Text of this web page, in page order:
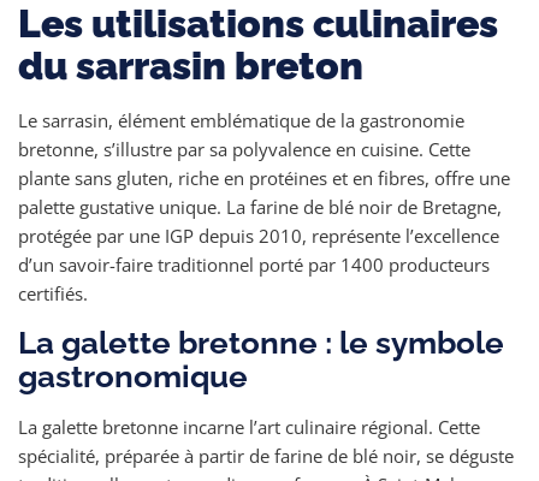
Les utilisations culinaires
du sarrasin breton
Le sarrasin, élément emblématique de la gastronomie
bretonne, s’illustre par sa polyvalence en cuisine. Cette
plante sans gluten, riche en protéines et en fibres, offre une
palette gustative unique. La farine de blé noir de Bretagne,
protégée par une IGP depuis 2010, représente l’excellence
d’un savoir-faire traditionnel porté par 1400 producteurs
certifiés.
La galette bretonne : le symbole
gastronomique
La galette bretonne incarne l’art culinaire régional. Cette
spécialité, préparée à partir de farine de blé noir, se déguste